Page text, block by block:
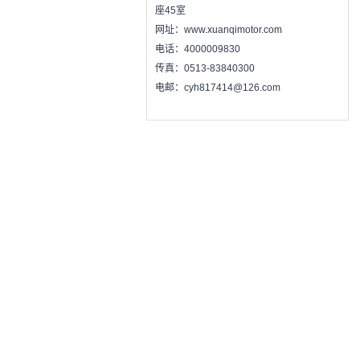
座45室
网址：www.xuanqimotor.com
电话：4000009830
传真：0513-83840300
电邮：cyh817414@126.com